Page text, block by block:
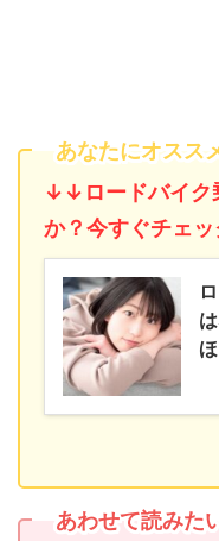
あなたにオスス
↓↓ロードバイク
か？今すぐチェッ
あわせて読みた